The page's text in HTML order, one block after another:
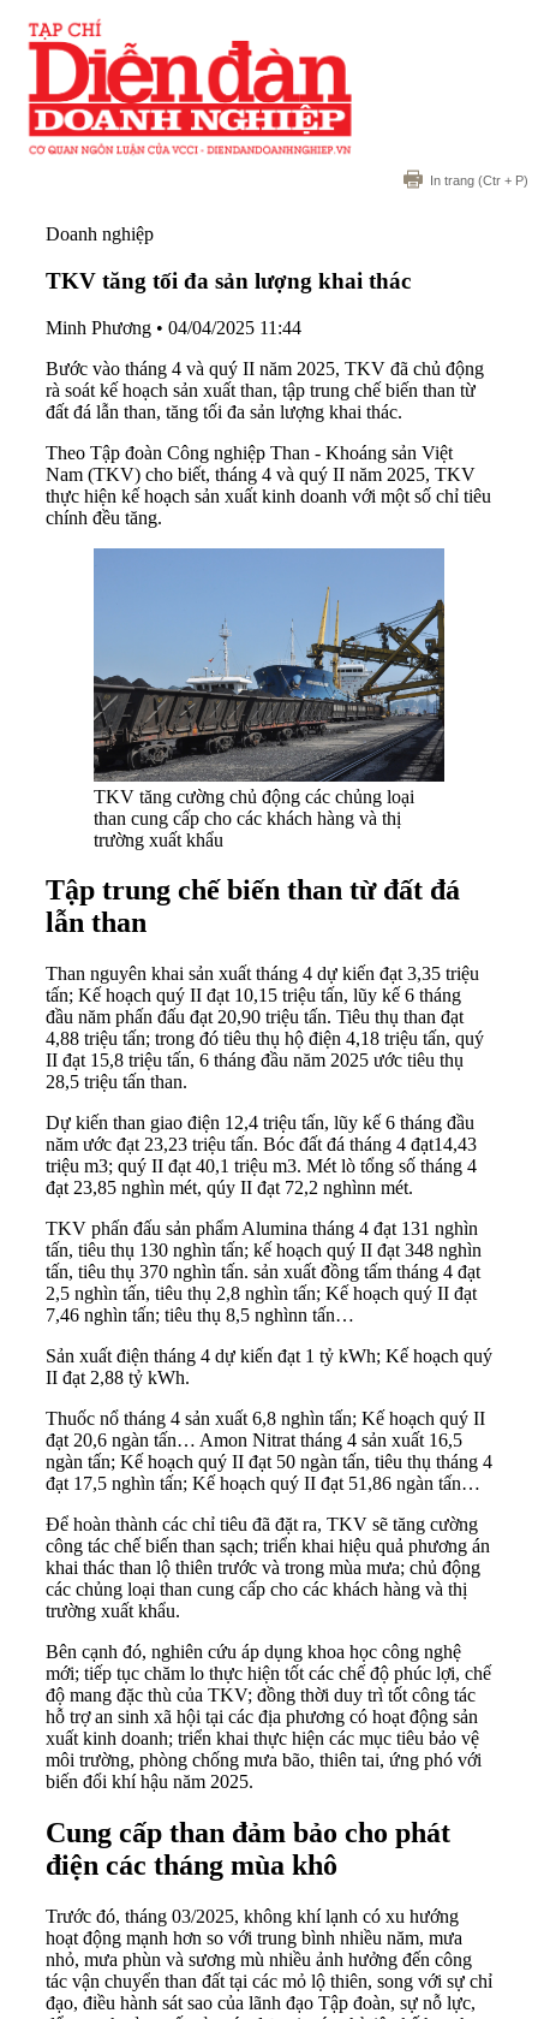
In trang (Ctr + P)
Doanh nghiệp
TKV tăng tối đa sản lượng khai thác
Minh Phương • 04/04/2025 11:44
Bước vào tháng 4 và quý II năm 2025, TKV đã chủ động
rà soát kế hoạch sản xuất than, tập trung chế biến than từ
đất đá lẫn than, tăng tối đa sản lượng khai thác.
Theo Tập đoàn Công nghiệp Than - Khoáng sản Việt
Nam (TKV) cho biết, tháng 4 và quý II năm 2025, TKV
thực hiện kế hoạch sản xuất kinh doanh với một số chỉ tiêu
chính đều tăng.
TKV tăng cường chủ động các chủng loại
than cung cấp cho các khách hàng và thị
trường xuất khẩu
Tập trung chế biến than từ đất đá
lẫn than
Than nguyên khai sản xuất tháng 4 dự kiến đạt 3,35 triệu
tấn; Kế hoạch quý II đạt 10,15 triệu tấn, lũy kế 6 tháng
đầu năm phấn đấu đạt 20,90 triệu tấn. Tiêu thụ than đạt
4,88 triệu tấn; trong đó tiêu thụ hộ điện 4,18 triệu tấn, quý
II đạt 15,8 triệu tấn, 6 tháng đầu năm 2025 ước tiêu thụ
28,5 triệu tấn than.
Dự kiến than giao điện 12,4 triệu tấn, lũy kế 6 tháng đầu
năm ước đạt 23,23 triệu tấn. Bóc đất đá tháng 4 đạt14,43
triệu m3; quý II đạt 40,1 triệu m3. Mét lò tổng số tháng 4
đạt 23,85 nghìn mét, qúy II đạt 72,2 nghìnn mét.
TKV phấn đấu sản phẩm Alumina tháng 4 đạt 131 nghìn
tấn, tiêu thụ 130 nghìn tấn; kế hoạch quý II đạt 348 nghìn
tấn, tiêu thụ 370 nghìn tấn. sản xuất đồng tấm tháng 4 đạt
2,5 nghìn tấn, tiêu thụ 2,8 nghìn tấn; Kế hoạch quý II đạt
7,46 nghìn tấn; tiêu thụ 8,5 nghìnn tấn…
Sản xuất điện tháng 4 dự kiến đạt 1 tỷ kWh; Kế hoạch quý
II đạt 2,88 tỷ kWh.
Thuốc nổ tháng 4 sản xuất 6,8 nghìn tấn; Kế hoạch quý II
đạt 20,6 ngàn tấn… Amon Nitrat tháng 4 sản xuất 16,5
ngàn tấn; Kế hoạch quý II đạt 50 ngàn tấn, tiêu thụ tháng 4
đạt 17,5 nghìn tấn; Kế hoạch quý II đạt 51,86 ngàn tấn…
Để hoàn thành các chỉ tiêu đã đặt ra, TKV sẽ tăng cường
công tác chế biến than sạch; triển khai hiệu quả phương án
khai thác than lộ thiên trước và trong mùa mưa; chủ động
các chủng loại than cung cấp cho các khách hàng và thị
trường xuất khẩu.
Bên cạnh đó, nghiên cứu áp dụng khoa học công nghệ
mới; tiếp tục chăm lo thực hiện tốt các chế độ phúc lợi, chế
độ mang đặc thù của TKV; đồng thời duy trì tốt công tác
hỗ trợ an sinh xã hội tại các địa phương có hoạt động sản
xuất kinh doanh; triển khai thực hiện các mục tiêu bảo vệ
môi trường, phòng chống mưa bão, thiên tai, ứng phó với
biến đổi khí hậu năm 2025.
Cung cấp than đảm bảo cho phát
điện các tháng mùa khô
Trước đó, tháng 03/2025, không khí lạnh có xu hướng
hoạt động mạnh hơn so với trung bình nhiều năm, mưa
nhỏ, mưa phùn và sương mù nhiều ảnh hưởng đến công
tác vận chuyển than đất tại các mỏ lộ thiên, song với sự chỉ
đạo, điều hành sát sao của lãnh đạo Tập đoàn, sự nỗ lực,